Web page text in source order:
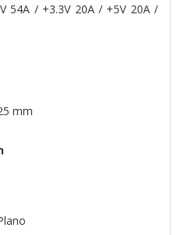
54A / +3.3V 20A / +5V 20A /
mm